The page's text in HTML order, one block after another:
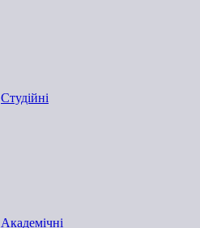
Студійні
Академічні